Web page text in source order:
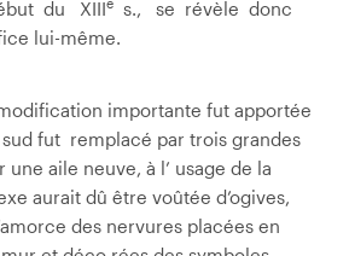
du XIIIe
s., se révèle donc
lui-même.
importante fut apportée
fut remplacé par trois grandes
aile neuve, à l’ usage de la
aurait dû être voûtée d’ogives,
des nervures placées en